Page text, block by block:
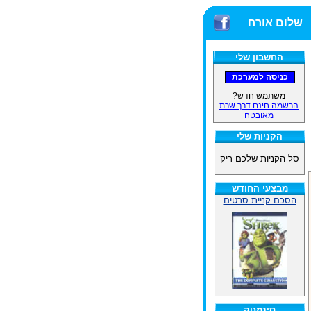
שלום אורח
החשבון שלי
משתמש חדש?
הרשמה חינם דרך שרת
מאובטח
הקניות שלי
סל הקניות שלכם ריק
מבצעי החודש
הסכם קניית סרטים